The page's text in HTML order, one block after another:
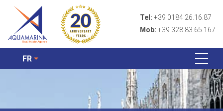
Tel: +39 0184 26.16.87
Mob: +39 328 83.65.167
FR